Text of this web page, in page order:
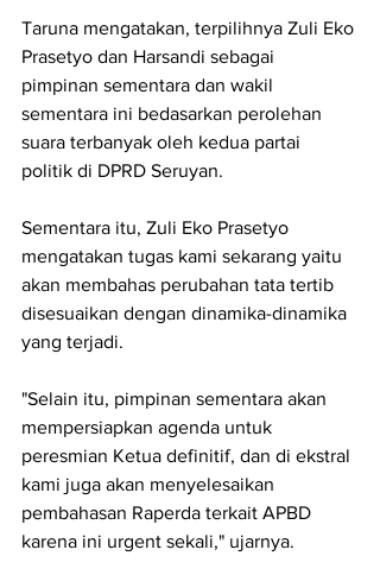
Taruna mengatakan, terpilihnya Zuli Eko
Prasetyo dan Harsandi sebagai
pimpinan sementara dan wakil
sementara ini bedasarkan perolehan
suara terbanyak oleh kedua partai
politik di DPRD Seruyan.
Sementara itu, Zuli Eko Prasetyo
mengatakan tugas kami sekarang yaitu
akan membahas perubahan tata tertib
disesuaikan dengan dinamika-dinamika
yang terjadi.
"Selain itu, pimpinan sementara akan
mempersiapkan agenda untuk
peresmian Ketua definitif, dan di ekstral
kami juga akan menyelesaikan
pembahasan Raperda terkait APBD
karena ini urgent sekali," ujarnya.